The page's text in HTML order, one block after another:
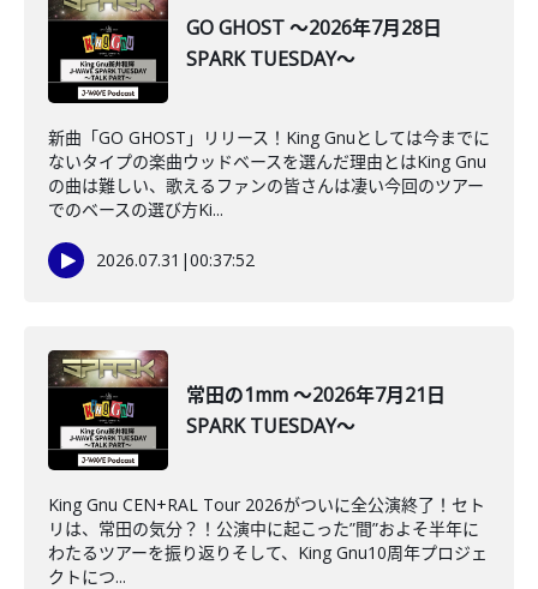
GO GHOST ～2026年7月28日
SPARK TUESDAY～
新曲「GO GHOST」リリース！King Gnuとしては今までに
ないタイプの楽曲ウッドベースを選んだ理由とはKing Gnu
の曲は難しい、歌えるファンの皆さんは凄い今回のツアー
でのベースの選び方Ki...
2026.07.31 |00:37:52
常田の1mm ～2026年7月21日
SPARK TUESDAY～
King Gnu CEN+RAL Tour 2026がついに全公演終了！セト
リは、常田の気分？！公演中に起こった”間”およそ半年に
わたるツアーを振り返りそして、King Gnu10周年プロジェ
クトにつ...